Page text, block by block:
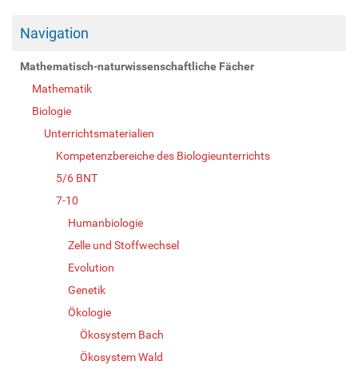
Navigation
Mathematisch-naturwissenschaftliche Fächer
Mathematik
Biologie
Unterrichtsmaterialien
Kompetenzbereiche des Biologieunterrichts
5/6 BNT
7-10
Humanbiologie
Zelle und Stoffwechsel
Evolution
Genetik
Ökologie
Ökosystem Bach
Ökosystem Wald